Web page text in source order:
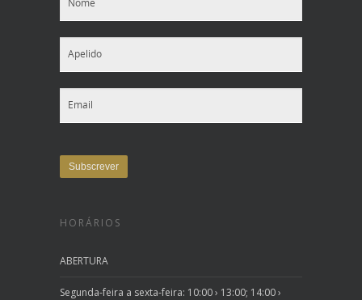
HORÁRIOS
ABERTURA
Segunda-feira a sexta-feira: 10:00 › 13:00; 14:00 ›